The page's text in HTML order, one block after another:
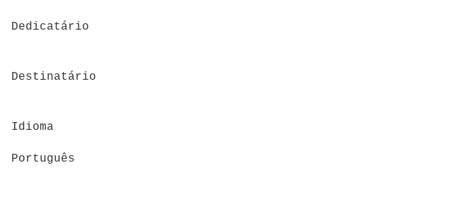
Dedicatário
Destinatário
Idioma
Português